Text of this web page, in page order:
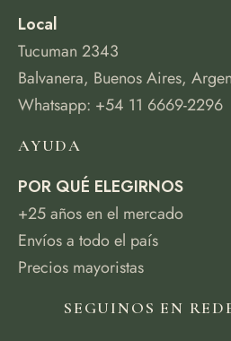
Local
Tucuman 2343
Balvanera, Buenos Aires,
Whatsapp: +54 11 6669-2296
AYUDA
POR QUÉ ELEGIRNOS
+25 años en el mercado
Envíos a todo el país
Precios mayoristas
SEGUINOS EN